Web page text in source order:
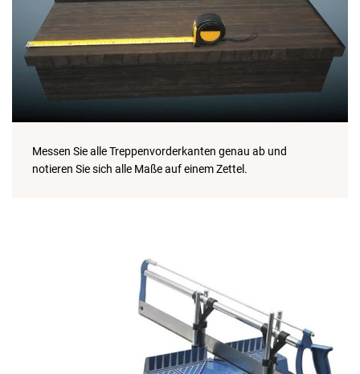
Messen Sie alle Treppenvorderkanten genau ab und
notieren Sie sich alle Maße auf einem Zettel.